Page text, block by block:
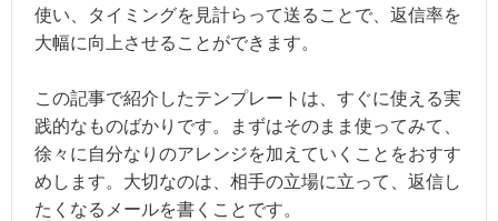
使い、タイミングを見計らって送ることで、返信率を
大幅に向上させることができます。
この記事で紹介したテンプレートは、すぐに使える実
践的なものばかりです。まずはそのまま使ってみて、
徐々に自分なりのアレンジを加えていくことをおすす
めします。大切なのは、相手の立場に立って、返信し
たくなるメールを書くことです。